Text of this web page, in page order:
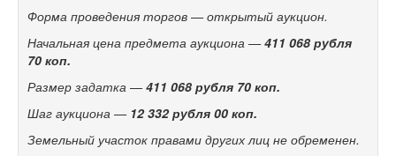
Форма проведения торгов — открытый аукцион.
Начальная цена предмета аукциона —411 068 рубля
70 коп.
Размер задатка —411 068 рубля 70 коп.
Шаг аукциона — 12 332 рубля 00 коп.
Земельный участок правами других лиц не обременен.